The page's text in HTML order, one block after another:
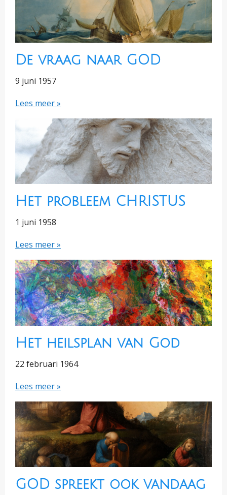
De vraag naar GOD
9 juni 1957
Lees meer »
Het probleem CHRISTUS
1 juni 1958
Lees meer »
Het heilsplan van God
22 februari 1964
Lees meer »
GOD spreekt ook vandaag